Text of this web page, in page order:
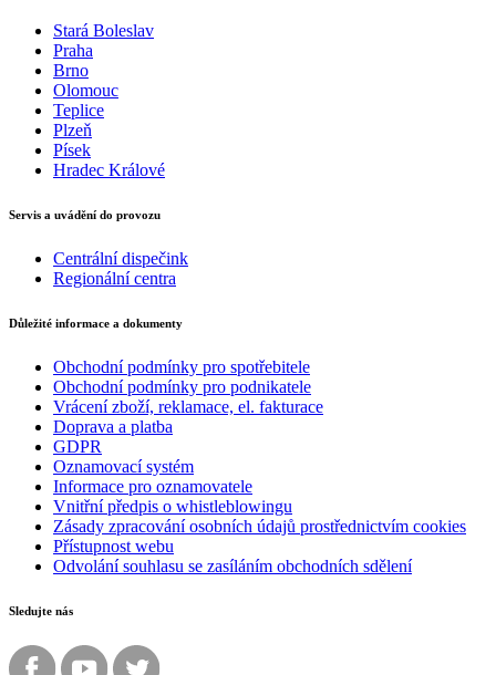
Stará Boleslav
Praha
Brno
Olomouc
Teplice
Plzeň
Písek
Hradec Králové
Servis a uvádění do provozu
Centrální dispečink
Regionální centra
Důležité informace a dokumenty
Obchodní podmínky pro spotřebitele
Obchodní podmínky pro podnikatele
Vrácení zboží, reklamace, el. fakturace
Doprava a platba
GDPR
Oznamovací systém
Informace pro oznamovatele
Vnitřní předpis o whistleblowingu
Zásady zpracování osobních údajů prostřednictvím cookies
Přístupnost webu
Odvolání souhlasu se zasíláním obchodních sdělení
Sledujte nás